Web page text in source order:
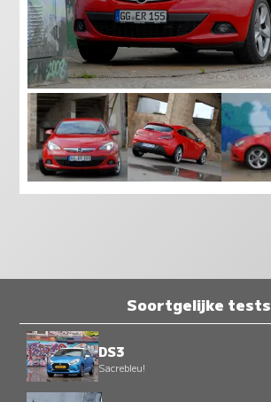
Soortgelijke tests
DS3
Sacrebleu!